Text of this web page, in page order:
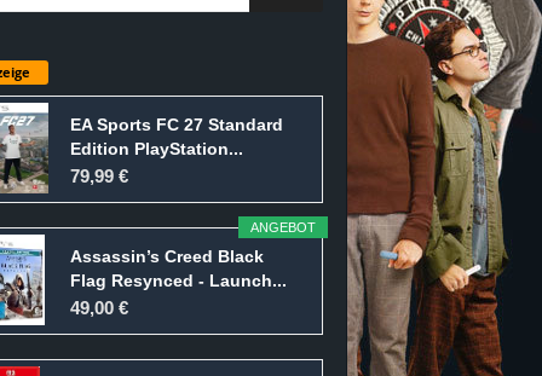
EA Sports FC 27 Standard
Edition PlayStation...
79,99 €
ANGEBOT
Assassin’s Creed Black
Flag Resynced - Launch...
49,00 €